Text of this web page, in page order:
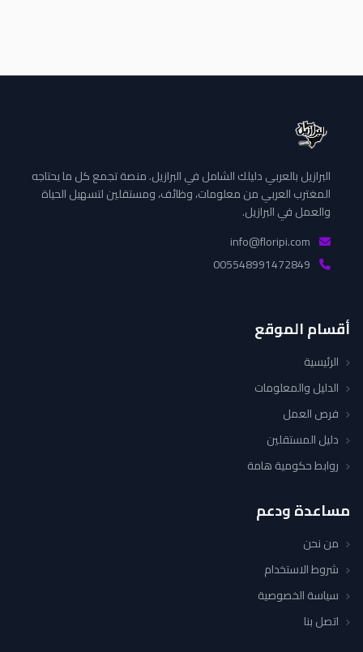
البرازيل بالعربي دليلك الشامل في البرازيل. منصة تجمع كل ما يحتاجه
المغترب العربي من معلومات، وظائف، ومستقلين لتسهيل الحياة
والعمل في البرازيل.
أقسام الموقع
الرئيسية
الدليل والمعلومات
فرص العمل
دليل المستقلين
روابط حكومية هامة
مساعدة ودعم
من نحن
شروط الاستخدام
سياسة الخصوصية
اتصل بنا